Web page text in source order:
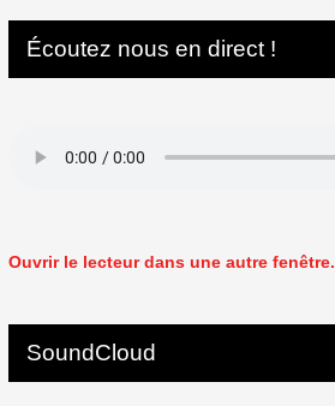
Écoutez nous en direct !
Ouvrir le lecteur dans une autre fenêtre.
SoundCloud